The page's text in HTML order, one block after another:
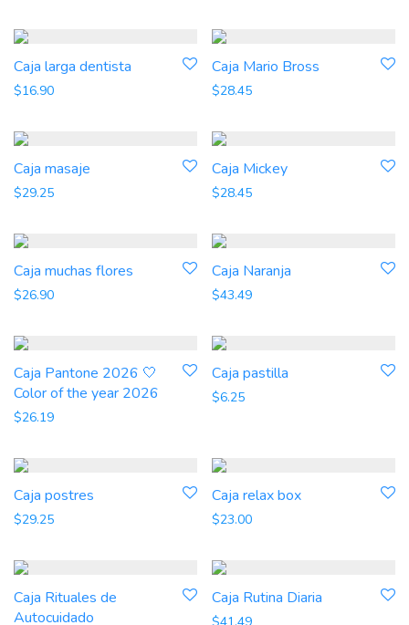
Caja larga dentista
$16.90
Caja Mario Bross
$28.45
Caja masaje
$29.25
Caja Mickey
$28.45
Caja muchas flores
$26.90
Caja Naranja
$43.49
Caja Pantone 2026 🤍
Color of the year 2026
$26.19
Caja pastilla
$6.25
Caja postres
$29.25
Caja relax box
$23.00
Caja Rituales de
Autocuidado
Caja Rutina Diaria